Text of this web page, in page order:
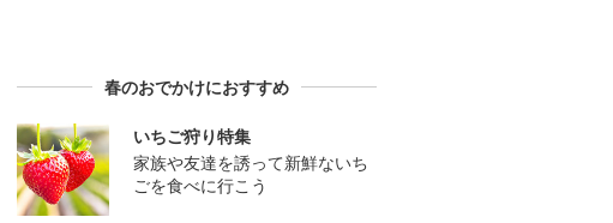
春のおでかけにおすすめ
いちご狩り特集
家族や友達を誘って新鮮ないち
ごを食べに行こう